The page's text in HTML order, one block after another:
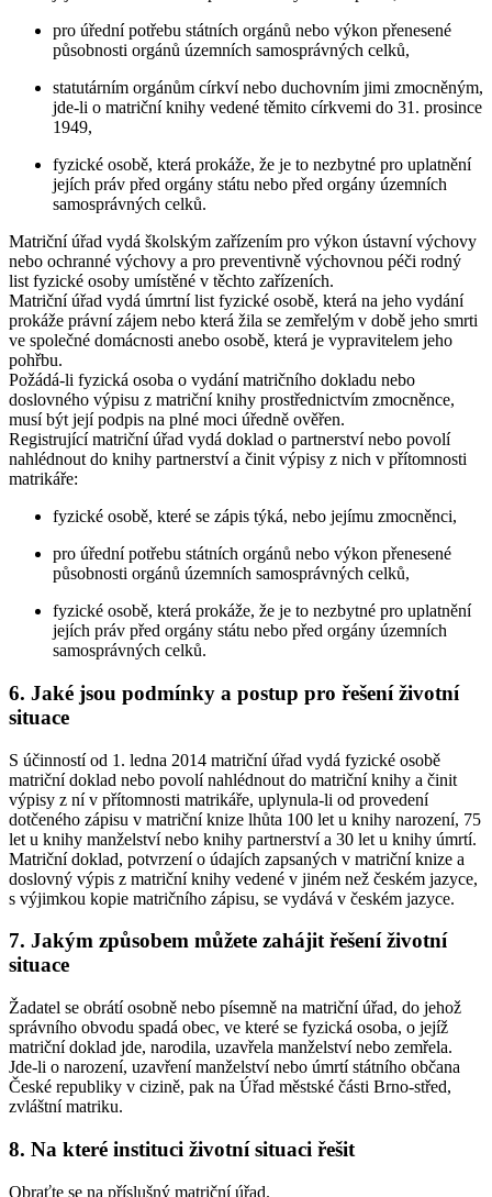
pro úřední potřebu státních orgánů nebo výkon přenesené
působnosti orgánů územních samosprávných celků,
statutárním orgánům církví nebo duchovním jimi zmocněným,
jde-li o matriční knihy vedené těmito církvemi do 31. prosince
1949,
fyzické osobě, která prokáže, že je to nezbytné pro uplatnění
jejích práv před orgány státu nebo před orgány územních
samosprávných celků.
Matriční úřad vydá školským zařízením pro výkon ústavní výchovy
nebo ochranné výchovy a pro preventivně výchovnou péči rodný
list fyzické osoby umístěné v těchto zařízeních.
Matriční úřad vydá úmrtní list fyzické osobě, která na jeho vydání
prokáže právní zájem nebo která žila se zemřelým v době jeho smrti
ve společné domácnosti anebo osobě, která je vypravitelem jeho
pohřbu.
Požádá-li fyzická osoba o vydání matričního dokladu nebo
doslovného výpisu z matriční knihy prostřednictvím zmocněnce,
musí být její podpis na plné moci úředně ověřen.
Registrující matriční úřad vydá doklad o partnerství nebo povolí
nahlédnout do knihy partnerství a činit výpisy z nich v přítomnosti
matrikáře:
fyzické osobě, které se zápis týká, nebo jejímu zmocněnci,
pro úřední potřebu státních orgánů nebo výkon přenesené
působnosti orgánů územních samosprávných celků,
fyzické osobě, která prokáže, že je to nezbytné pro uplatnění
jejích práv před orgány státu nebo před orgány územních
samosprávných celků.
6. Jaké jsou podmínky a postup pro řešení životní
situace
S účinností od 1. ledna 2014 matriční úřad vydá fyzické osobě
matriční doklad nebo povolí nahlédnout do matriční knihy a činit
výpisy z ní v přítomnosti matrikáře, uplynula-li od provedení
dotčeného zápisu v matriční knize lhůta 100 let u knihy narození, 75
let u knihy manželství nebo knihy partnerství a 30 let u knihy úmrtí.
Matriční doklad, potvrzení o údajích zapsaných v matriční knize a
doslovný výpis z matriční knihy vedené v jiném než českém jazyce,
s výjimkou kopie matričního zápisu, se vydává v českém jazyce.
7. Jakým způsobem můžete zahájit řešení životní
situace
Žadatel se obrátí osobně nebo písemně na matriční úřad, do jehož
správního obvodu spadá obec, ve které se fyzická osoba, o jejíž
matriční doklad jde, narodila, uzavřela manželství nebo zemřela.
Jde-li o narození, uzavření manželství nebo úmrtí státního občana
České republiky v cizině, pak na Úřad městské části Brno-střed,
zvláštní matriku.
8. Na které instituci životní situaci řešit
Obraťte se na příslušný matriční úřad.